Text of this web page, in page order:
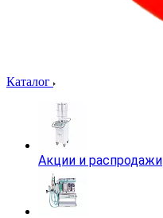
Каталог
Акции и распродажи